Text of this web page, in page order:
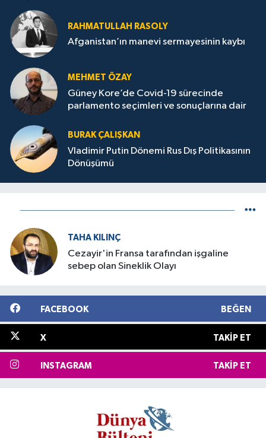
RAHMATULLAH RASOLY
Afganistan’ın manevi sermayesinin kaybı
MEHMET ÖZAY
Güney Kore’de Covid-19 sürecinde
parlamento seçimleri ve sonuçlarına dair
BURAK ÇALIŞKAN
Vladimir Putin Dönemi Rus Dış Politikasının
Dönüşümü
TAHA KILINÇ
Cezayir'in Fransa tarafından işgaline
sebep olan Sineklik Olayı
FACEBOOK BEĞEN
X TAKIP ET
INSTAGRAM TAKIP ET